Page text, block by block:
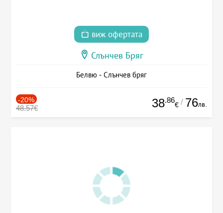
виж офертата
Слънчев Бряг
Белвю - Слънчев бряг
-20%
48.57€ 38.86
€ / 76лв.